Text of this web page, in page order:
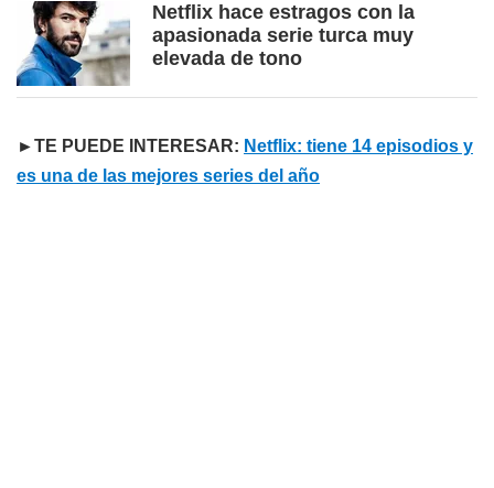
Netflix hace estragos con la
apasionada serie turca muy
elevada de tono
►TE PUEDE INTERESAR: Netflix: tiene 14 episodios y
es una de las mejores series del año